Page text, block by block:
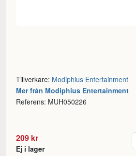
Tillverkare: Modiphius Entertainment
Mer från Modiphius Entertainment
Referens: MUH050226
209 kr
Ej i lager